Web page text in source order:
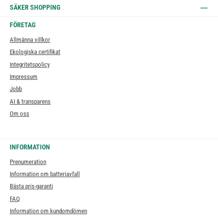
SÄKER SHOPPING
FÖRETAG
Allmänna villkor
Ekologiska certifikat
Integritetspolicy
Impressum
Jobb
AI & transparens
Om oss
INFORMATION
Prenumeration
Information om batteriavfall
Bästa pris-garanti
FAQ
Information om kundomdömen